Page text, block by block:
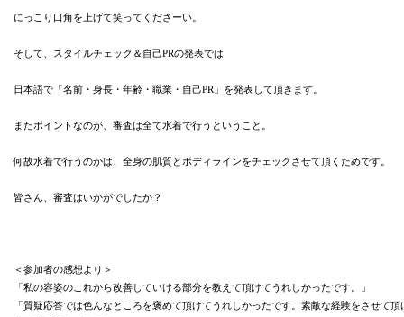
にっこり口角を上げて笑ってくださーい。
そして、スタイルチェック＆自己PRの発表では
日本語で「名前・身長・年齢・職業・自己PR」を発表して頂きます。
またポイントなのが、審査は全て水着で行うということ。
何故水着で行うのかは、全身の肌質とボディラインをチェックさせて頂くためです。
皆さん、審査はいかがでしたか？
＜参加者の感想より＞
「私の容姿のこれから改善していける部分を教えて頂けてうれしかったです。」
「質疑応答では色んなところを褒めて頂けてうれしかったです。素敵な経験をさせて